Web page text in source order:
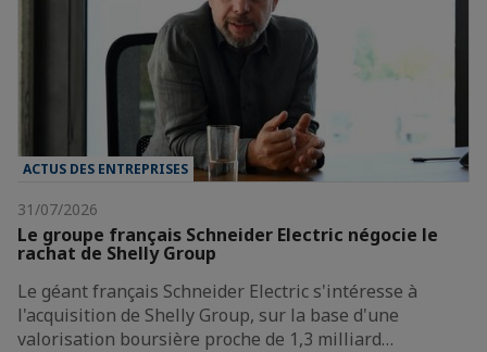
ACTUS DES ENTREPRISES
31/07/2026
Le groupe français Schneider Electric négocie le
rachat de Shelly Group
Le géant français Schneider Electric s'intéresse à
l'acquisition de Shelly Group, sur la base d'une
valorisation boursière proche de 1,3 milliard…